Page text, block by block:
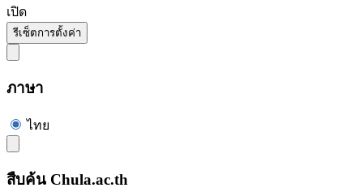
เปิด
รีเซ็ตการตั้งค่า
ภาษา
ไทย
สืบค้น Chula.ac.th